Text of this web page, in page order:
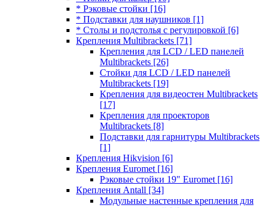
* Рэковые стойки [16]
* Подставки для наушников [1]
* Столы и подстолья с регулировкой [6]
Крепления Multibrackets [71]
Крепления для LCD / LED панелей
Multibrackets [26]
Стойки для LCD / LED панелей
Multibrackets [19]
Крепления для видеостен Multibrackets
[17]
Крепления для проекторов
Multibrackets [8]
Подставки для гарнитуры Multibrackets
[1]
Крепления Hikvision [6]
Крепления Euromet [16]
Рэковые стойки 19" Euromet [16]
Крепления Antall [34]
Модульные настенные крепления для